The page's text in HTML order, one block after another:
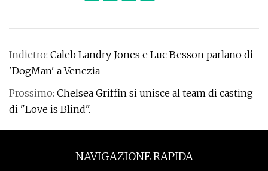
Indietro: Caleb Landry Jones e Luc Besson parlano di
'DogMan' a Venezia
Prossimo: Chelsea Griffin si unisce al team di casting
di "Love is Blind".
NAVIGAZIONE RAPIDA